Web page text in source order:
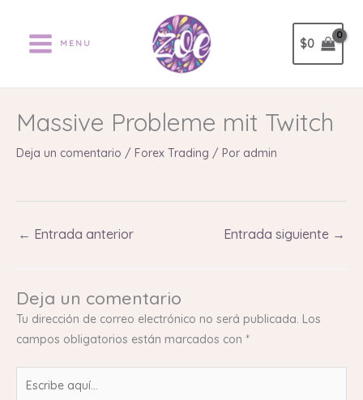
contenido
MENU $0
‎Massive Probleme mit Twitch
Deja un comentario / Forex Trading / Por admin
← Entrada anterior Entrada siguiente →
Deja un comentario
Tu dirección de correo electrónico no será publicada. Los
campos obligatorios están marcados con *